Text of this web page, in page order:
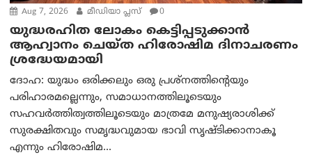
Aug 7, 2026 മീഡിയാ പ്ലസ് 0
യുദ്ധരഹിത ലോകം കെട്ടിപ്പടുക്കാന്‍
ആഹ്വാനം ചെയ്ത ഹിരോഷിമ ദിനാചരണം
ശ്രദ്ധേയമായി
ദോഹ: യുദ്ധം ഒരിക്കലും ഒരു പ്രശ്‌നത്തിന്റെയും
പരിഹാരമല്ലെന്നും, സമാധാനത്തിലൂടെയും
സഹവര്‍ത്തിത്വത്തിലൂടെയും മാത്രമേ മനുഷ്യരാശിക്ക്
സുരക്ഷിതവും സമൃദ്ധവുമായ ഭാവി സൃഷ്ടിക്കാനാകൂ
എന്നും ഹിരോഷിമ...